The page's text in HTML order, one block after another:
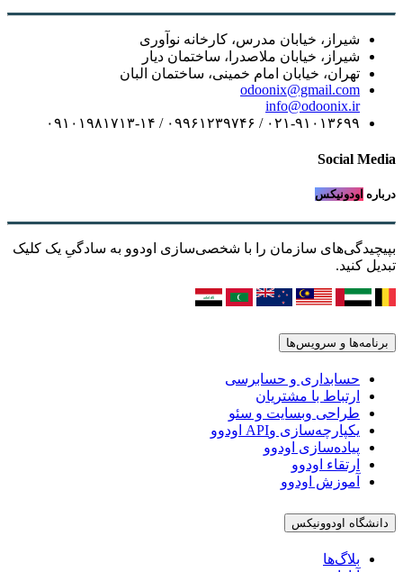
شیراز، خیابان مدرس، کارخانه نوآوری
شیراز، خیابان ملاصدرا، ساختمان دیار
تهران، خیابان امام خمینی، ساختمان البان
odoonix@gmail.com
info@odoonix.ir
۰۲۱-۹۱۰۱۳۶۹۹ / ۰۹۹۶۱۲۳۹۷۴۶ / ۰۹۱۰۱۹۸۱۷۱۳-۱۴
Social Media
درباره اودونیکس
بپیچیدگی‌های سازمان را با شخصی‌سازی اودوو به سادگیِ یک کلیک
تبدیل کنید.
برنامه‌ها و سرویس‌ها
حسابداری و حسابرسی
ارتباط با مشتریان
طراحی وبسایت و سئو
یکپارچه‌سازی وAPI اودوو
پیاده‌سازی اودوو
ارتقاء اودوو
آموزش اودوو
دانشگاه اودوونیکس
بلاگ‌ها